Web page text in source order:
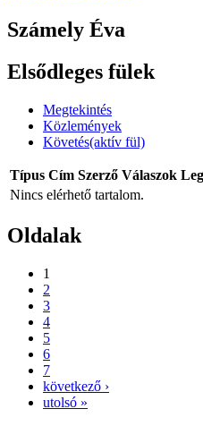
Számely Éva
Elsődleges fülek
Megtekintés
Közlemények
Követés(aktív fül)
Típus Cím Szerző Válaszok
Nincs elérhető tartalom.
Oldalak
1
2
3
4
5
6
7
következő ›
utolsó »